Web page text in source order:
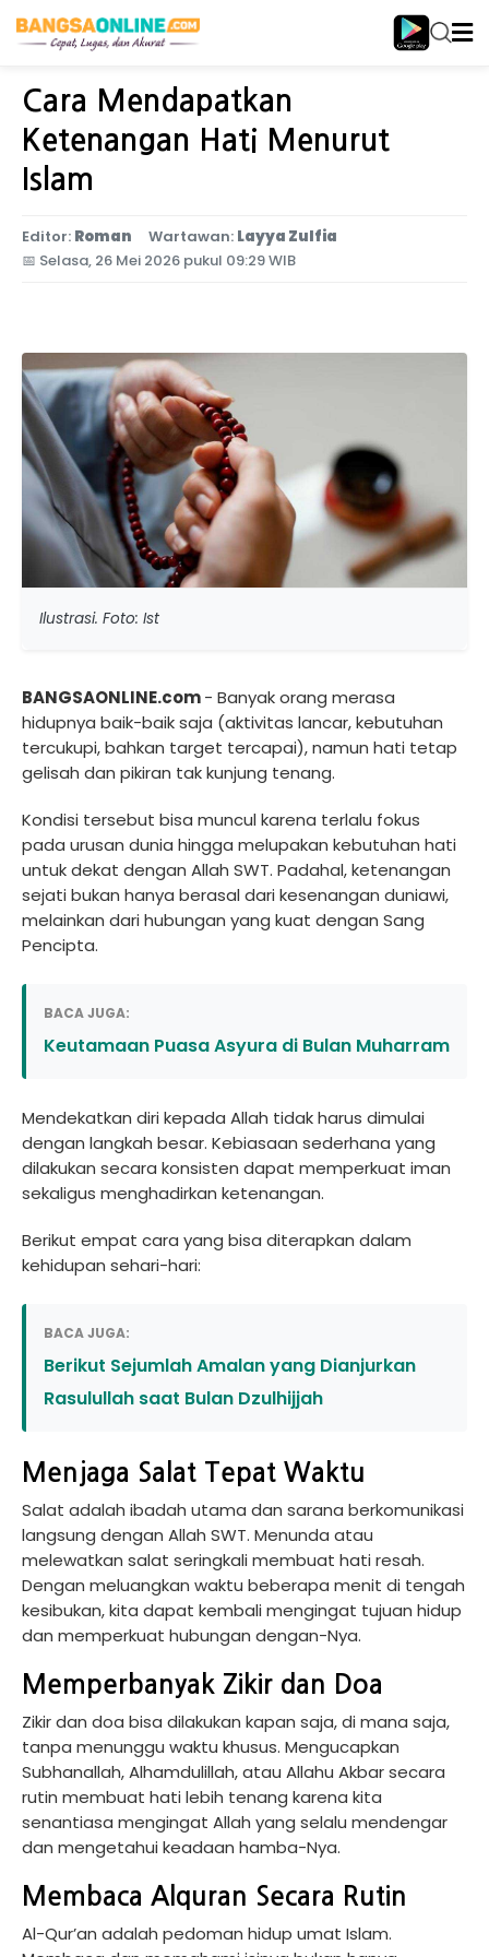
Home Religia
Cara Mendapatkan
Ketenangan Hati Menurut
Islam
Editor: Roman Wartawan: Layya Zulfia
📅 Selasa, 26 Mei 2026 pukul 09:29 WIB
Ilustrasi. Foto: Ist
BANGSAONLINE.com- Banyak orang merasa
hidupnya baik-baik saja (aktivitas lancar, kebutuhan
tercukupi, bahkan target tercapai), namun hati tetap
gelisah dan pikiran tak kunjung tenang.
Kondisi tersebut bisa muncul karena terlalu fokus
pada urusan dunia hingga melupakan kebutuhan hati
untuk dekat dengan Allah SWT. Padahal, ketenangan
sejati bukan hanya berasal dari kesenangan duniawi,
melainkan dari hubungan yang kuat dengan Sang
Pencipta.
BACA JUGA:
Keutamaan Puasa Asyura di Bulan Muharram
Mendekatkan diri kepada Allah tidak harus dimulai
dengan langkah besar. Kebiasaan sederhana yang
dilakukan secara konsisten dapat memperkuat iman
sekaligus menghadirkan ketenangan.
Berikut empat cara yang bisa diterapkan dalam
kehidupan sehari-hari:
BACA JUGA:
Berikut Sejumlah Amalan yang Dianjurkan
Rasulullah saat Bulan Dzulhijjah
Menjaga Salat Tepat Waktu
Salat adalah ibadah utama dan sarana berkomunikasi
langsung dengan Allah SWT. Menunda atau
melewatkan salat seringkali membuat hati resah.
Dengan meluangkan waktu beberapa menit di tengah
kesibukan, kita dapat kembali mengingat tujuan hidup
dan memperkuat hubungan dengan-Nya.
Memperbanyak Zikir dan Doa
Zikir dan doa bisa dilakukan kapan saja, di mana saja,
tanpa menunggu waktu khusus. Mengucapkan
Subhanallah, Alhamdulillah, atau Allahu Akbar secara
rutin membuat hati lebih tenang karena kita
senantiasa mengingat Allah yang selalu mendengar
dan mengetahui keadaan hamba-Nya.
Membaca Alquran Secara Rutin
Al-Qur’an adalah pedoman hidup umat Islam.